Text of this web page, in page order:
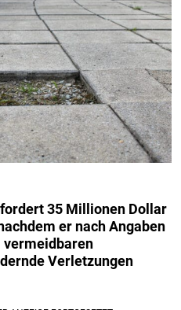
35 Millionen Dollar
er nach Angaben
vermeidbaren
Verletzungen